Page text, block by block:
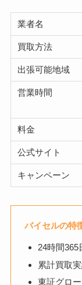
業者名
買取方法
出張可能地域
営業時間
料金
公式サイト
キャンペーン
バイセルの特
24時間
累計買取
東証グロ